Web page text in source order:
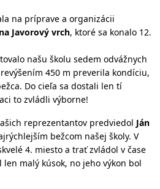
na príprave a organizácii
Javorový vrch, ktoré sa konalo 12.
našu školu sedem odvážnych
450 m preverila kondíciu,
Do cieľa sa dostali len tí
to zvládli výborne!
reprezentantov predviedol Ján
bežcom našej školy. V
4. miesto a trať zvládol v čase
malý kúsok, no jeho výkon bol